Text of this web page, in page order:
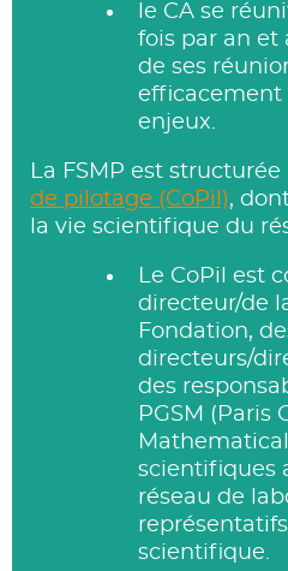
le CA se
fois par an et
de ses
efficacement
enjeux.
La FSMP est structurée
de pilotage (CoPil),
la vie scientifique du
Le CoPil est
directeur/de
Fondation,
directeurs/
des
PGSM (Paris
scientifiques
réseau de
scientifique.